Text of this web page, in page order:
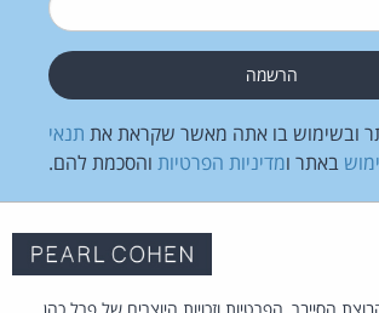
ובשימוש בו אתה מאשר שקראת את תנאי
באתר ומדיניות הפרטיות והסכמת להם.